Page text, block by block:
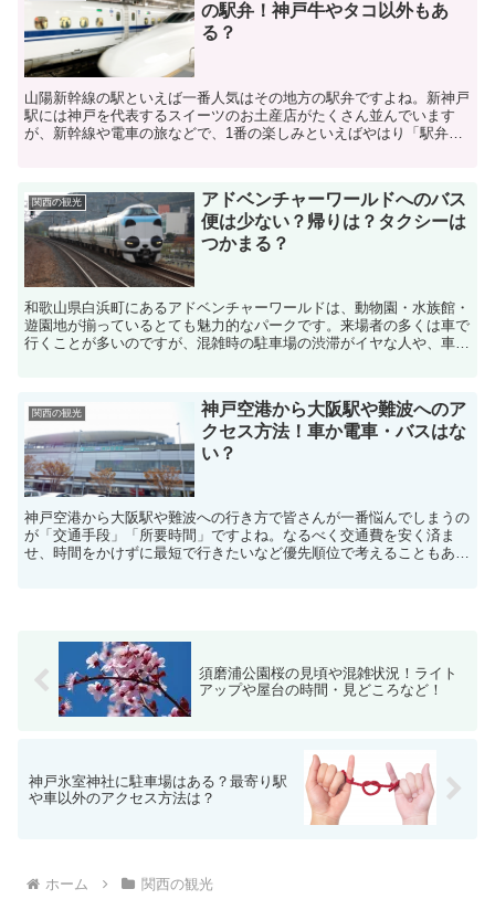
の駅弁！神戸牛やタコ以外もあ
る？
山陽新幹線の駅といえば一番人気はその地方の駅弁ですよね。新神戸
駅には神戸を代表するスイーツのお土産店がたくさん並んでいます
が、新幹線や電車の旅などで、1番の楽しみといえばやはり「駅弁」
関西の観光
アドベンチャーワールドへのバス
便は少ない？帰りは？タクシーは
つかまる？
和歌山県白浜町にあるアドベンチャーワールドは、動物園・水族館・
遊園地が揃っているとても魅力的なパークです。来場者の多くは車で
行くことが多いのですが、混雑時の駐車場の渋滞がイヤな人や、車で
関西の観光
神戸空港から大阪駅や難波へのア
クセス方法！車か電車・バスはな
い？
神戸空港から大阪駅や難波への行き方で皆さんが一番悩んでしまうの
が「交通手段」「所要時間」ですよね。なるべく交通費を安く済ま
せ、時間をかけずに最短で行きたいなど優先順位で考えることもあり
須磨浦公園桜の見頃や混雑状況！ライト
アップや屋台の時間・見どころなど！
神戸氷室神社に駐車場はある？最寄り駅
や車以外のアクセス方法は？
ホーム 関西の観光